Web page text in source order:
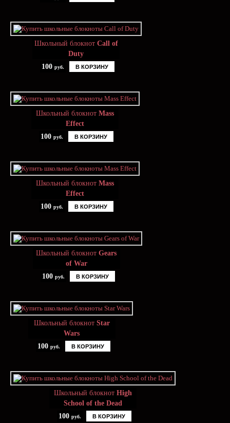
Школьный блокнот Call of
Duty
100 руб. В КОРЗИНУ
Школьный блокнот Mass
Effect
100 руб. В КОРЗИНУ
Школьный блокнот Mass
Effect
100 руб. В КОРЗИНУ
Школьный блокнот Gears
of War
100 руб. В КОРЗИНУ
Школьный блокнот Star
Wars
100 руб. В КОРЗИНУ
Школьный блокнот High
School of the Dead
100 руб. В КОРЗИНУ